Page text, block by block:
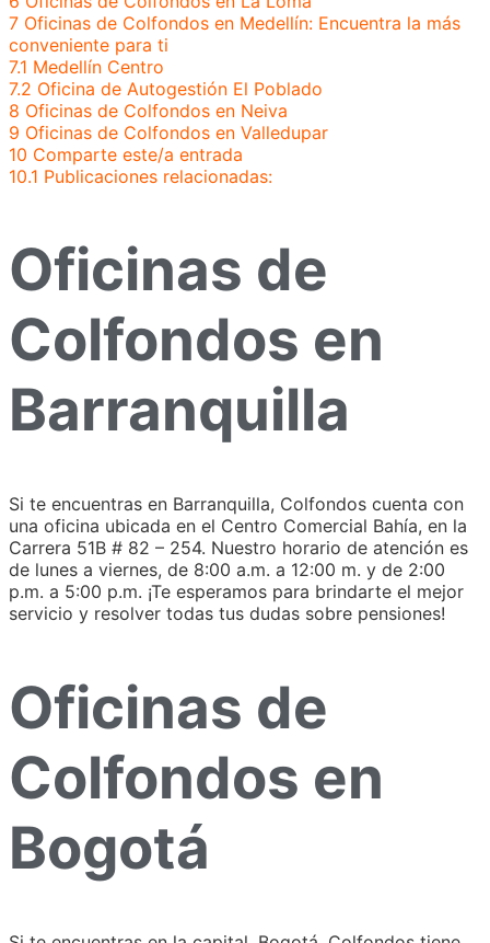
7 Oficinas de Colfondos en Medellín: Encuentra la más
conveniente para ti
7.1 Medellín Centro
7.2 Oficina de Autogestión El Poblado
8 Oficinas de Colfondos en Neiva
9 Oficinas de Colfondos en Valledupar
10 Comparte este/a entrada
10.1 Publicaciones relacionadas:
Oficinas de
Colfondos en
Barranquilla
Si te encuentras en Barranquilla, Colfondos cuenta con
una oficina ubicada en el Centro Comercial Bahía, en la
Carrera 51B # 82 – 254. Nuestro horario de atención es
de lunes a viernes, de 8:00 a.m. a 12:00 m. y de 2:00
p.m. a 5:00 p.m. ¡Te esperamos para brindarte el mejor
servicio y resolver todas tus dudas sobre pensiones!
Oficinas de
Colfondos en
Bogotá